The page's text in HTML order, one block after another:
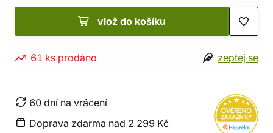
vlož do košíku
61 ks prodáno zeptej se
60 dní na vrácení
Doprava zdarma nad 2 299 Kč